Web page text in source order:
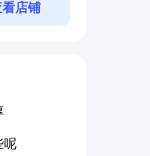
看店铺
呢